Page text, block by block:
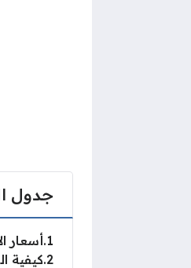
جدول
1 أسعار
2 كيفية